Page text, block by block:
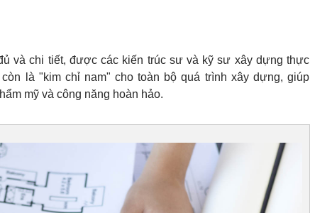
và chi tiết, được các kiến trúc sư và kỹ sư xây dựng thực
là "kim chỉ nam" cho toàn bộ quá trình xây dựng, giúp
mỹ và công năng hoàn hảo.